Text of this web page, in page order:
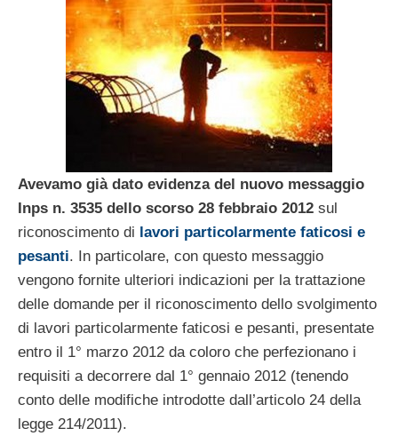
Avevamo già dato evidenza del nuovo messaggio
Inps n. 3535 dello scorso 28 febbraio 2012 sul
riconoscimento di lavori particolarmente faticosi e
pesanti. In particolare, con questo messaggio
vengono fornite ulteriori indicazioni per la trattazione
delle domande per il riconoscimento dello svolgimento
di lavori particolarmente faticosi e pesanti, presentate
entro il 1° marzo 2012 da coloro che perfezionano i
requisiti a decorrere dal 1° gennaio 2012 (tenendo
conto delle modifiche introdotte dall’articolo 24 della
legge 214/2011).